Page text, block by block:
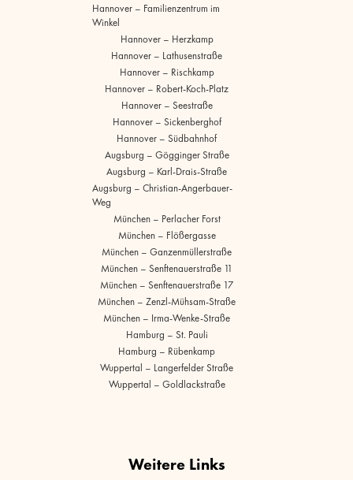
Hannover – Familienzentrum im
Winkel
Hannover – Herzkamp
Hannover – Lathusenstraße
Hannover – Rischkamp
Hannover – Robert-Koch-Platz
Hannover – Seestraße
Hannover – Sickenberghof
Hannover – Südbahnhof
Augsburg – Gögginger Straße
Augsburg – Karl-Drais-Straße
Augsburg – Christian-Angerbauer-
Weg
München – Perlacher Forst
München – Flößergasse
München – Ganzenmüllerstraße
München – Senftenauerstraße 11
München – Senftenauerstraße 17
München – Zenzl-Mühsam-Straße
München – Irma-Wenke-Straße
Hamburg – St. Pauli
Hamburg – Rübenkamp
Wuppertal – Langerfelder Straße
Wuppertal – Goldlackstraße
Weitere Links